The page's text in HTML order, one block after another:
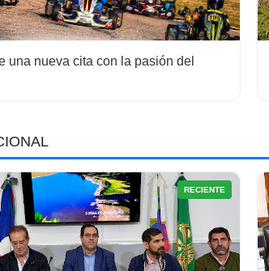
una nueva cita con la pasión del
RECIENTE